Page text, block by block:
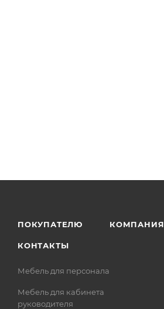
ПОКУПАТЕЛЮ КОМПАНИЯ
КОНТАКТЫ
Мебель для персонала
Мебель для кабинета
руководителя